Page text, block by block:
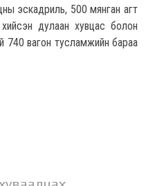
эскадриль, 500 мянган агт
дулаан хувцас болон
740 вагон тусламжийн бараа